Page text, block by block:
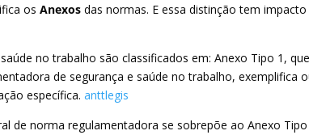
osAnexos das normas. E essa distinção tem impacto
no trabalho são classificados em: Anexo Tipo 1, que
de segurança e saúde no trabalho, exemplifica
específica. anttlegis
de norma regulamentadora se sobrepõe ao Anexo